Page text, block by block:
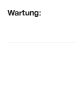
Wartung: